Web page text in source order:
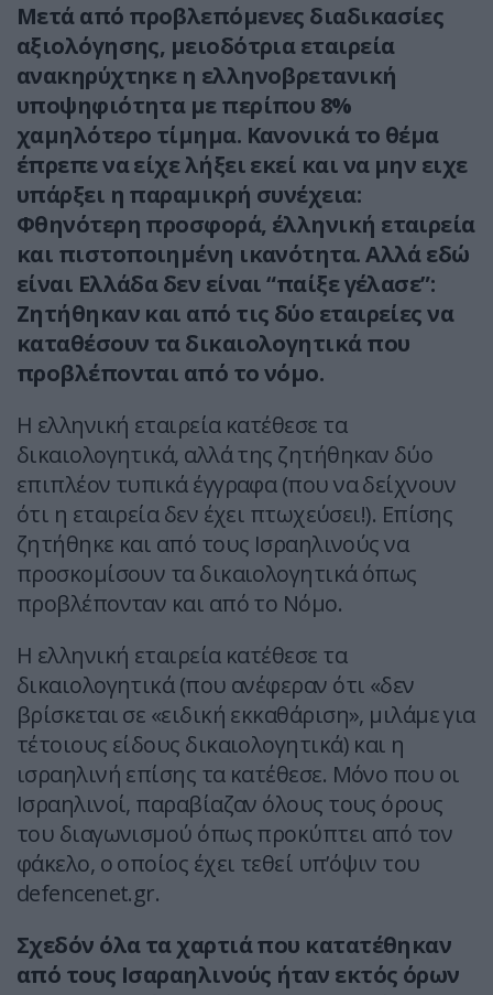
Μετά από προβλεπόμενες διαδικασίες
αξιολόγησης, μειοδότρια εταιρεία
ανακηρύχτηκε η ελληνοβρετανική
υποψηφιότητα με περίπου 8%
χαμηλότερο τίμημα. Κανονικά το θέμα
έπρεπε να είχε λήξει εκεί και να μην ειχε
υπάρξει η παραμικρή συνέχεια:
Φθηνότερη προσφορά, έλληνική εταιρεία
και πιστοποιημένη ικανότητα. Αλλά εδώ
είναι Ελλάδα δεν είναι “παίξε γέλασε”:
Ζητήθηκαν και από τις δύο εταιρείες να
καταθέσουν τα δικαιολογητικά που
προβλέπονται από το νόμο.
Η ελληνική εταιρεία κατέθεσε τα
δικαιολογητικά, αλλά της ζητήθηκαν δύο
επιπλέον τυπικά έγγραφα (που να δείχνουν
ότι η εταιρεία δεν έχει πτωχεύσει!). Επίσης
ζητήθηκε και από τους Ισραηλινούς να
προσκομίσουν τα δικαιολογητικά όπως
προβλέπονταν και από το Νόμο.
Η ελληνική εταιρεία κατέθεσε τα
δικαιολογητικά (που ανέφεραν ότι «δεν
βρίσκεται σε «ειδική εκκαθάριση», μιλάμε για
τέτοιους είδους δικαιολογητικά) και η
ισραηλινή επίσης τα κατέθεσε. Μόνο που οι
Ισραηλινοί, παραβίαζαν όλους τους όρους
του διαγωνισμού όπως προκύπτει από τον
φάκελο, ο οποίος έχει τεθεί υπ’όψιν του
defencenet.gr.
Σχεδόν όλα τα χαρτιά που κατατέθηκαν
από τους Ισαραηλινούς ήταν εκτός όρων